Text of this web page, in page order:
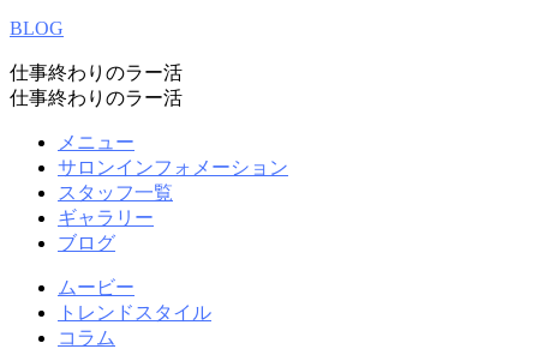
BLOG
仕事終わりのラー活
仕事終わりのラー活
メニュー
サロンインフォメーション
スタッフ一覧
ギャラリー
ブログ
ムービー
トレンドスタイル
コラム